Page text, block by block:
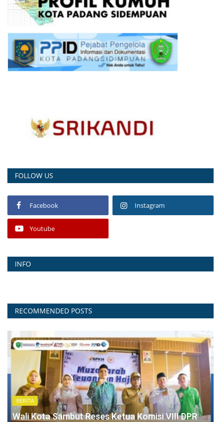
FOLLOW US
Facebook Instagram
Youtube
INFO
RECOMMENDED POSTS
BERITA
Wali Kota Sambut Reses Ketua Komisi VIII DPR